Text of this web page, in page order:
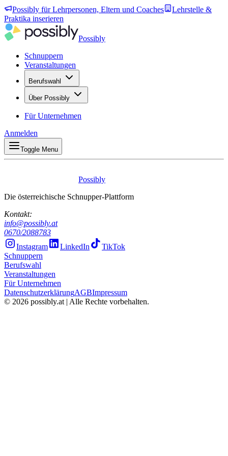
Possibly für Lehrpersonen, Eltern und Coaches
Lehrstelle &
Praktika inserieren
Possibly
Schnuppern
Veranstaltungen
Berufswahl
Über Possibly
Für Unternehmen
Anmelden
Toggle Menu
Possibly
Die österreichische Schnupper-Plattform
Kontakt:
info@possibly.at
0670/2088783
Instagram
LinkedIn
TikTok
Schnuppern
Berufswahl
Veranstaltungen
Für Unternehmen
DatenschutzerklärungAGBImpressum
© 2026 possibly.at | Alle Rechte vorbehalten.